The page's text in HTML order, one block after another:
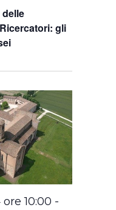
delle
gli
10:00 -